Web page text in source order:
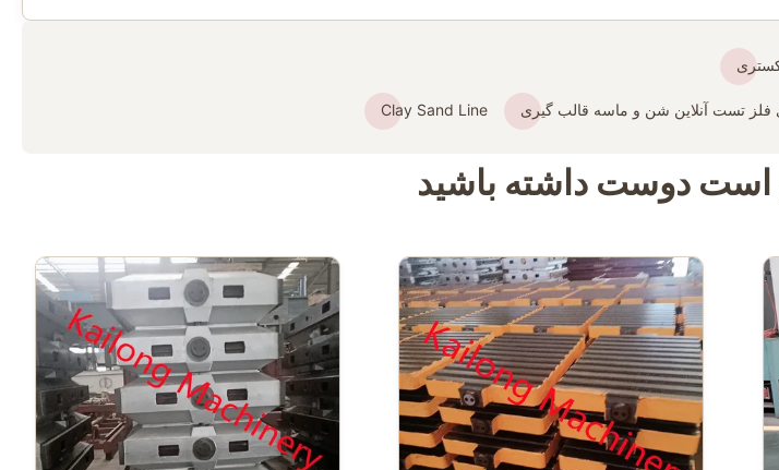
تست آنلاین شن و ماسه قالب گیری Clay Sand Line
دوست داشته باشید